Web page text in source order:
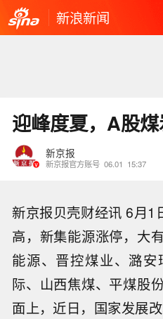
新浪新闻
迎峰度夏，A股
新京报
新京报官方账号 06.01 15:37
新京报贝壳财经讯 6月1
高，新集能源涨停，大
能源、晋控煤业、潞
际、山西焦煤、平煤股
面上，近日，国家发展